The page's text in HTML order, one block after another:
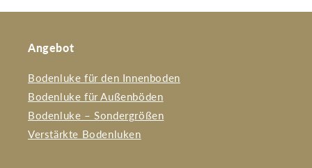
Angebot
Bodenluke für den Innenboden
Bodenluke für Außenböden
Bodenluke – Sondergrößen
Verstärkte Bodenluken